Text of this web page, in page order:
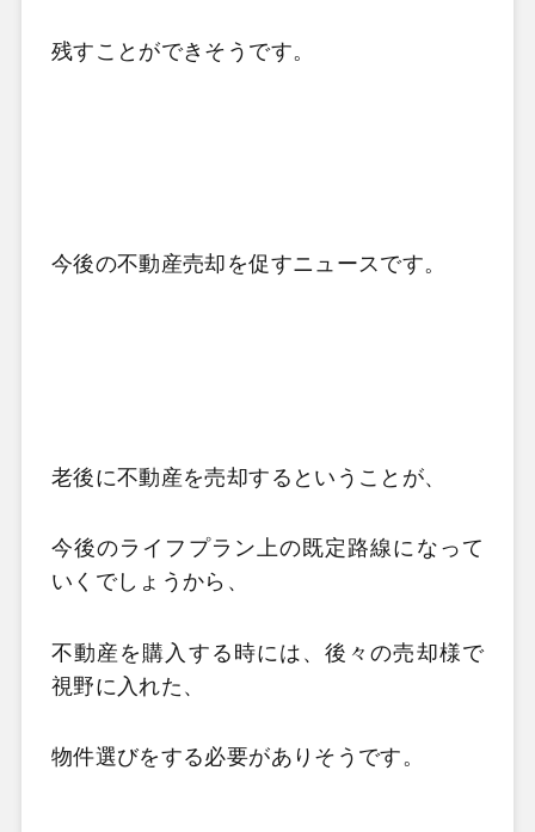
残すことができそうです。
今後の不動産売却を促すニュースです。
老後に不動産を売却するということが、
今後のライフプラン上の既定路線になって
いくでしょうから、
不動産を購入する時には、後々の売却様で
視野に入れた、
物件選びをする必要がありそうです。